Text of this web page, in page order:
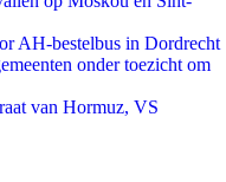
AH-bestelbus in Dordrecht
onder toezicht om
van Hormuz, VS